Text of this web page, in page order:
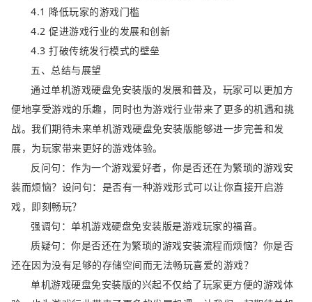
4.1 降低玩家的游戏门槛
4.2 促进游戏行业的发展和创新
4.3 打破传统发行模式的壁垒
五、总结与展望
通过单机游戏硬盘免安装版的发展和普及，玩家可以更加方
便地享受游戏的乐趣，同时也为游戏行业带来了更多的机遇和挑
战。我们期待未来单机游戏硬盘免安装版能够进一步完善和发
展，为玩家带来更好的游戏体验。
反问句：作为一个游戏爱好者，你是否还在为繁琐的游戏安
装而烦恼？设问句：是否有一种游戏形式可以让你直接开启游
戏，即刻畅玩？
强调句：单机游戏硬盘免安装版是游戏玩家的福音。
质疑句：你是否还在为繁琐的游戏安装流程而烦恼？你是否
还在因为没有足够的存储空间而无法畅玩喜爱的游戏？
单机游戏硬盘免安装版的兴起不仅给了玩家更方便的游戏体